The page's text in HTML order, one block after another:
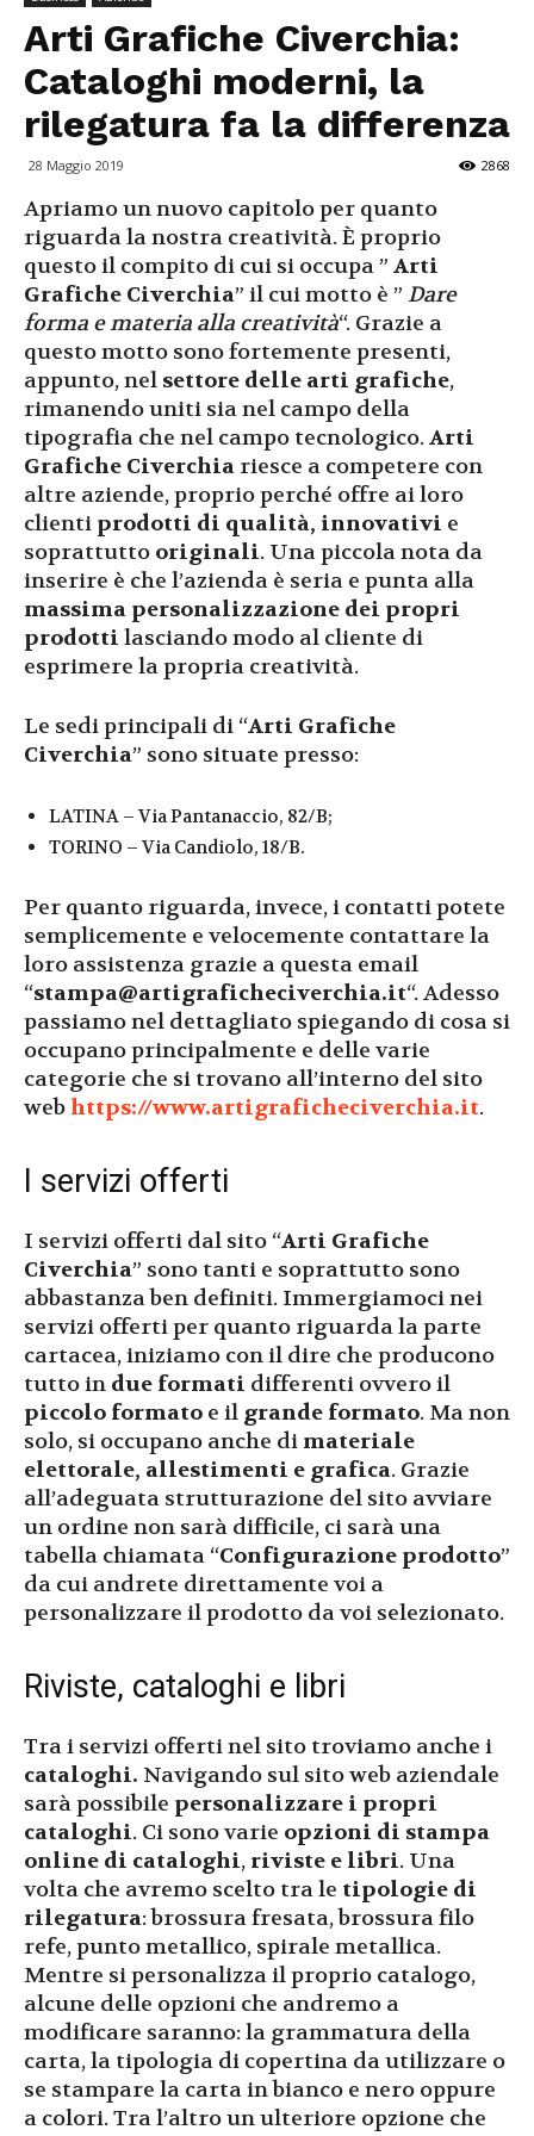
Arti Grafiche Civerchia:
Cataloghi moderni, la
rilegatura fa la differenza
28 Maggio 2019 2868
Apriamo un nuovo capitolo per quanto
riguarda la nostra creatività. È proprio
questo il compito di cui si occupa ” Arti
Grafiche Civerchia” il cui motto è ” Dare
forma e materia alla creatività“. Grazie a
questo motto sono fortemente presenti,
appunto, nel settore delle arti grafiche,
rimanendo uniti sia nel campo della
tipografia che nel campo tecnologico.Arti
Grafiche Civerchia riesce a competere con
altre aziende, proprio perché offre ai loro
clienti prodotti di qualità, innovativi e
soprattutto originali. Una piccola nota da
inserire è che l’azienda è seria e punta alla
massima personalizzazione dei propri
prodotti lasciando modo al cliente di
esprimere la propria creatività.
Le sedi principali di “Arti Grafiche
Civerchia” sono situate presso:
LATINA – Via Pantanaccio, 82/B;
TORINO – Via Candiolo, 18/B.
Per quanto riguarda, invece, i contatti potete
semplicemente e velocemente contattare la
loro assistenza grazie a questa email
“stampa@artigraficheciverchia.it“. Adesso
passiamo nel dettagliato spiegando di cosa si
occupano principalmente e delle varie
categorie che si trovano all’interno del sito
web https://www.artigraficheciverchia.it.
I servizi offerti
I servizi offerti dal sito “Arti Grafiche
Civerchia” sono tanti e soprattutto sono
abbastanza ben definiti. Immergiamoci nei
servizi offerti per quanto riguarda la parte
cartacea, iniziamo con il dire che producono
tutto in due formati differenti ovvero il
piccolo formato e il grande formato. Ma non
solo, si occupano anche di materiale
elettorale, allestimenti e grafica. Grazie
all’adeguata strutturazione del sito avviare
un ordine non sarà difficile, ci sarà una
tabella chiamata “Configurazione prodotto”
da cui andrete direttamente voi a
personalizzare il prodotto da voi selezionato.
Riviste, cataloghi e libri
Tra i servizi offerti nel sito troviamo anche i
cataloghi. Navigando sul sito web aziendale
sarà possibile personalizzare i propri
cataloghi. Ci sono varie opzioni di stampa
online di cataloghi, riviste e libri. Una
volta che avremo scelto tra le tipologie di
rilegatura: brossura fresata, brossura filo
refe, punto metallico, spirale metallica.
Mentre si personalizza il proprio catalogo,
alcune delle opzioni che andremo a
modificare saranno: la grammatura della
carta, la tipologia di copertina da utilizzare o
se stampare la carta in bianco e nero oppure
a colori. Tra l’altro un ulteriore opzione che